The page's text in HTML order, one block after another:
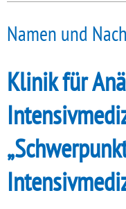
Namen und
Klinik für